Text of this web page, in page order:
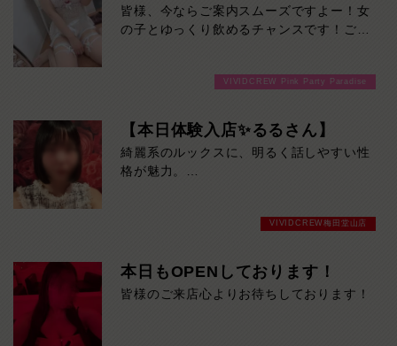
行列必至の女性になります！！！
お遊びはお早めに♡本日の出勤…12:00～
皆様、今ならご案内スムーズですよー！女
の子とゆっくり飲めるチャンスです！ご来
VIVIDCREW Pink Party Paradise
【本日体験入店✨るるさん】
綺麗系のルックスに、明るく話しやすい性
格が魅力。
VIVIDCREW梅田堂山店
本日もOPENしております！
皆様のご来店心よりお待ちしております！